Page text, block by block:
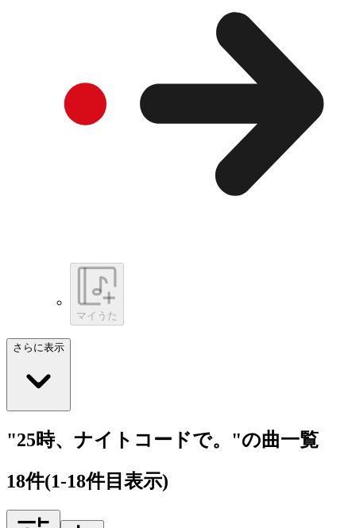
マイうた
さらに表示
"25時、ナイトコードで。"の曲一覧
18件(1-18件目表示)